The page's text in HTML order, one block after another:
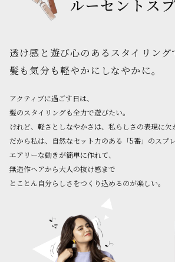
透け感と遊び心のあるスタイリング
髪も気分も軽やかにしなやかに。
アクティブに過ごす日は、
髪のスタイリングも全力で遊びたい。
けれど、軽さとしなやかさは、私らしさの表現に欠
だから私は、自然なセット力のある「5番」のスプレ
エアリーな動きが簡単に作れて、
無造作ヘアから大人の抜け感まで
とことん自分らしさをつくり込めるのが楽しい。